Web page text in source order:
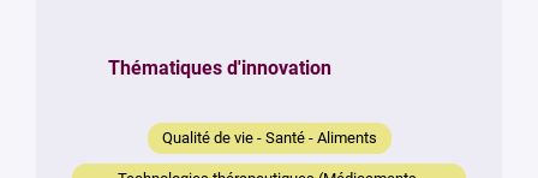
message
Thématiques d'innovation
Qualité de vie - Santé - Aliments